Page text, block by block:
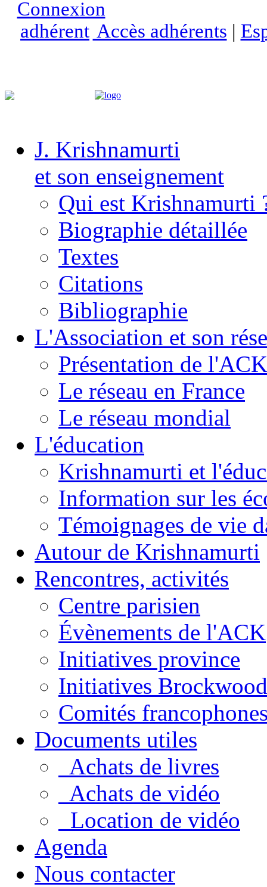
Accès adhérents |
J. Krishnamurti
et son enseignement
Qui est Krishnamurti
Biographie détaillée
Textes
Citations
Bibliographie
L'Association et son
Présentation de l'ACK
Le réseau en France
Le réseau mondial
L'éducation
Krishnamurti et
Information sur les
Témoignages de vie
Autour de Krishnamurti
Rencontres, activités
Centre parisien
Évènements de l'ACK
Initiatives province
Initiatives Brockwood
Comités
Documents utiles
Achats de livres
Achats de vidéo
Location de vidéo
Agenda
Nous contacter